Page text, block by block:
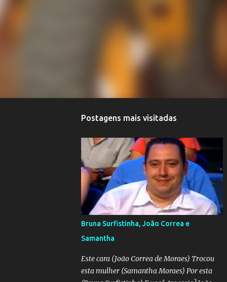
Postagens mais visitadas
Bruna Surfistinha, João Correa e
Samantha
Este cara (João Correa de Moraes) Trocou
esta mulher (Samantha Moraes) Por esta